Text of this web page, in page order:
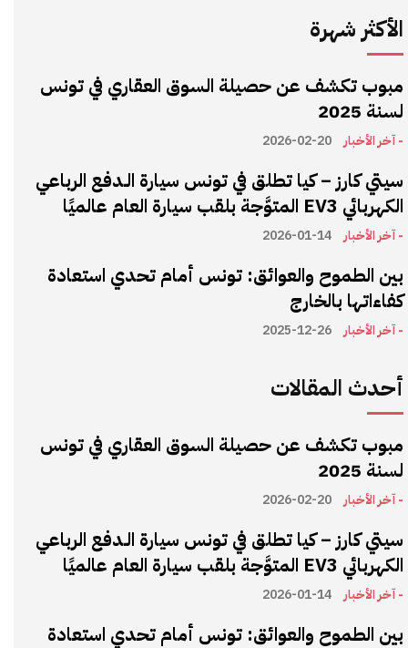
الأكثر شهرة
مبوب تكشف عن حصيلة السوق العقاري في تونس
لسنة 2025
- آخر الأخبار 2026-02-20
سيتي كارز – كيا تطلق في تونس سيارة الـدفع الرباعي
الكهربائي EV3 المتوَّجة بلقب سيارة العام عالميًا
- آخر الأخبار 2026-01-14
بين الطموح والعوائق: تونس أمام تحدي استعادة
كفاءاتها بالخارج
- آخر الأخبار 2025-12-26
أحدث المقالات
مبوب تكشف عن حصيلة السوق العقاري في تونس
لسنة 2025
- آخر الأخبار 2026-02-20
سيتي كارز – كيا تطلق في تونس سيارة الـدفع الرباعي
الكهربائي EV3 المتوَّجة بلقب سيارة العام عالميًا
- آخر الأخبار 2026-01-14
بين الطموح والعوائق: تونس أمام تحدي استعادة